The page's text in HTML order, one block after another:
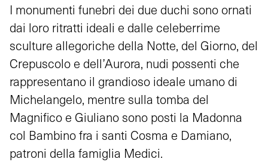
I monumenti funebri dei due duchi sono ornati
dai loro ritratti ideali e dalle celeberrime
sculture allegoriche della Notte, del Giorno, del
Crepuscolo e dell’Aurora, nudi possenti che
rappresentano il grandioso ideale umano di
Michelangelo, mentre sulla tomba del
Magnifico e Giuliano sono posti la Madonna
col Bambino fra i santi Cosma e Damiano,
patroni della famiglia Medici.